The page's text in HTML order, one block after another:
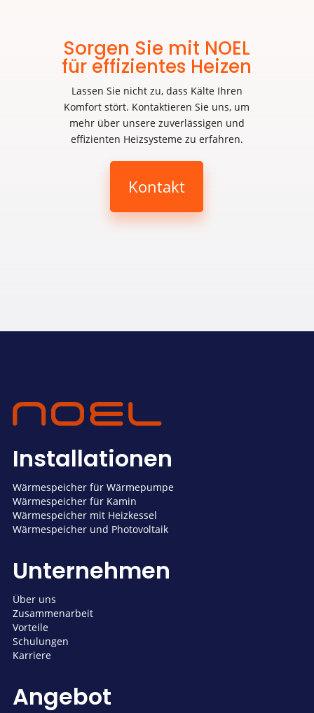
Sorgen Sie mit NOEL
für effizientes Heizen
Lassen Sie nicht zu, dass Kälte Ihren
Komfort stört. Kontaktieren Sie uns, um
mehr über unsere zuverlässigen und
effizienten Heizsysteme zu erfahren.
Kontakt
Installationen
Wärmespeicher für Wärmepumpe
Wärmespeicher für Kamin
Wärmespeicher mit Heizkessel
Wärmespeicher und Photovoltaik
Unternehmen
Über uns
Zusammenarbeit
Vorteile
Schulungen
Karriere
Angebot